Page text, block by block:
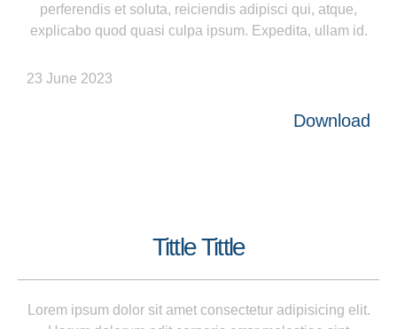
perferendis et soluta, reiciendis adipisci qui, atque,
explicabo quod quasi culpa ipsum. Expedita, ullam id.
23 June 2023
Download
Tittle Tittle
Lorem ipsum dolor sit amet consectetur adipisicing elit.